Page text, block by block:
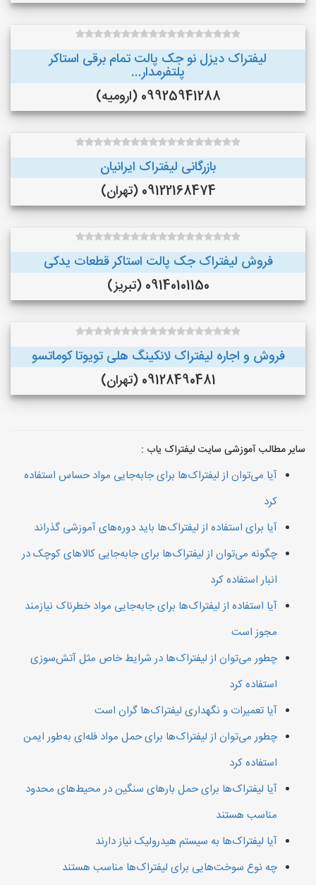
لیفتراک دیزل نو جک پالت تمام برقی استاکر
پلتفرمدار...
09925941288 (ارومیه)
بازرگانی لیفتراک ایرانیان
09122168474 (تهران)
فروش لیفتراک جک پالت استاکر قطعات یدکی
09140101150 (تبریز)
فروش و اجاره لیفتراک لانکینگ هلی تویوتا کوماتسو
09128490481 (تهران)
سایر مطالب آموزشی سایت لیفتراک یاب :
آیا می‌توان از لیفتراک‌ها برای جابه‌جایی مواد حساس استفاده
کرد
آیا برای استفاده از لیفتراک‌ها باید دوره‌های آموزشی گذراند
چگونه می‌توان از لیفتراک‌ها برای جابه‌جایی کالاهای کوچک در
انبار استفاده کرد
آیا استفاده از لیفتراک‌ها برای جابه‌جایی مواد خطرناک نیازمند
مجوز است
چطور می‌توان از لیفتراک‌ها در شرایط خاص مثل آتش‌سوزی
استفاده کرد
آیا تعمیرات و نگهداری لیفتراک‌ها گران است
چطور می‌توان از لیفتراک‌ها برای حمل مواد فله‌ای به‌طور ایمن
استفاده کرد
آیا لیفتراک‌ها برای حمل بارهای سنگین در محیط‌های محدود
مناسب هستند
آیا لیفتراک‌ها به سیستم هیدرولیک نیاز دارند
چه نوع سوخت‌هایی برای لیفتراک‌ها مناسب هستند